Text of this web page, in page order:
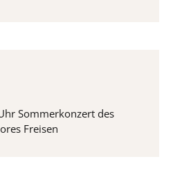
Sommerkonzert des
Freisen